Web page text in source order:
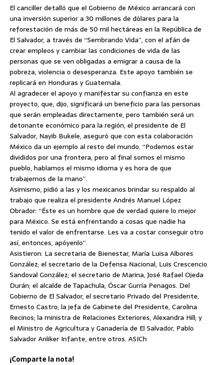
El canciller detalló que el Gobierno de México arrancará con
una inversión superior a 30 millones de dólares para la
reforestación de más de 50 mil hectáreas en la República de
El Salvador, a través de “Sembrando Vida”, con el afán de
crear empleos y cambiar las condiciones de vida de las
personas que se ven obligadas a emigrar a causa de la
pobreza, violencia o desesperanza. Este apoyo también se
replicará en Honduras y Guatemala.
Al agradecer el apoyo y manifestar su confianza en este
proyecto, que, dijo, significará un beneficio para las personas
que serán empleadas directamente, pero también será un
detonante económico para la región, el presidente de El
Salvador, Nayib Bukele, aseguró que con esta colaboración
México da un ejemplo al resto del mundo. “Podemos estar
divididos por una frontera, pero al final somos el mismo
pueblo, hablamos el mismo idioma y es hora de que
trabajemos de la mano”.
Asimismo, pidió a las y los mexicanos brindar su respaldo al
trabajo que realiza el presidente Andrés Manuel López
Obrador: “Éste es un hombre que de verdad quiere lo mejor
para México. Se está enfrentando a cosas que nadie ha
tenido el valor de enfrentarse. Les va a costar conseguir otro
así, entonces, apóyenlo”.
Asistieron: La secretaria de Bienestar, María Luisa Albores
González; el secretario de la Defensa Nacional, Luis Crescencio
Sandoval González; el secretario de Marina, José Rafael Ojeda
Durán; el alcalde de Tapachula, Óscar Gurría Penagos. Del
Gobierno de El Salvador, el secretario Privado del Presidente,
Ernesto Castro; la jefa de Gabinete del Presidente, Carolina
Recinos; la ministra de Relaciones Exteriores, Alexandra Hill; y
el Ministro de Agricultura y Ganadería de El Salvador, Pablo
Salvador Anliker Infante, entre otros. ASICh
¡Comparte la nota!